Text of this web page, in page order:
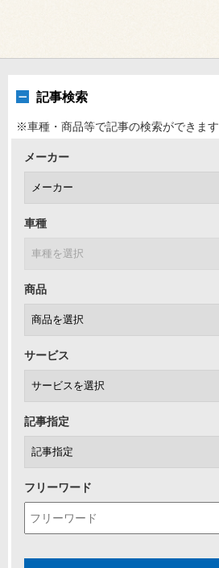
記事検索
※車種・商品等で記事の検索ができます
メーカー
車種
商品
サービス
記事指定
フリーワード